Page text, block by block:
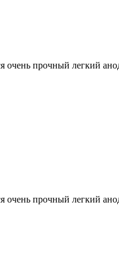
очень прочный легкий
очень прочный легкий